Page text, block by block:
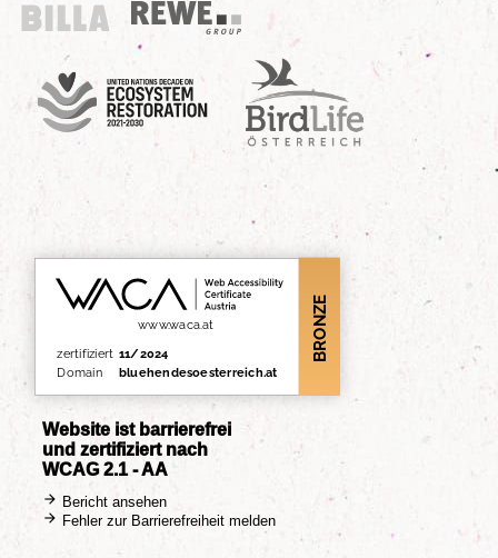
Billa
REWE Group
UN Decade
Birdlife